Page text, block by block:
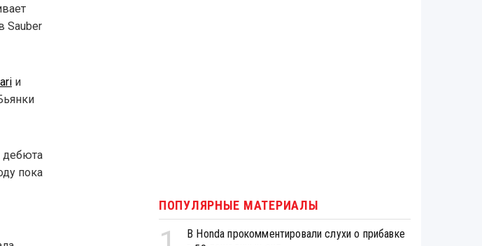
Sauber
и
дебюта
пока
ПОПУЛЯРНЫЕ МАТЕРИАЛЫ
В Honda прокомментировали слухи о прибавке